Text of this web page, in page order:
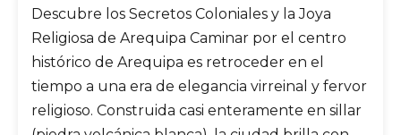
Descubre los Secretos Coloniales y la Joya
Religiosa de Arequipa Caminar por el centro
histórico de Arequipa es retroceder en el
tiempo a una era de elegancia virreinal y fervor
religioso. Construida casi enteramente en sillar